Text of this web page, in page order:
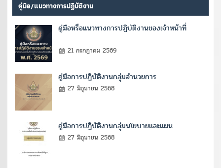
คู่มือ/แนวทางการปฏิบัติงาน
คู่มือหรือแนวทางการปฏิบัติงานของเจ้าหน้าที่
21 กรกฎาคม 2569
คู่มือการปฏิบัติงานกลุ่มอำนวยการ
27 มิถุนายน 2568
คู่มือการปฏิบัติงานกลุ่มนโยบายและแผน
27 มิถุนายน 2568